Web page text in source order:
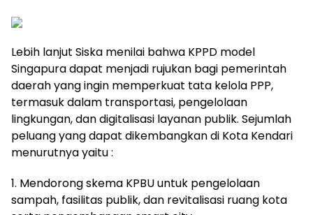
Lebih lanjut Siska menilai bahwa KPPD model
Singapura dapat menjadi rujukan bagi pemerintah
daerah yang ingin memperkuat tata kelola PPP,
termasuk dalam transportasi, pengelolaan
lingkungan, dan digitalisasi layanan publik. Sejumlah
peluang yang dapat dikembangkan di Kota Kendari
menurutnya yaitu :
1. Mendorong skema KPBU untuk pengelolaan
sampah, fasilitas publik, dan revitalisasi ruang kota